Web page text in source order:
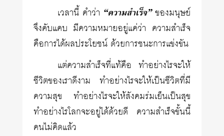
เวลานี้ คำว่า “ความสำเร็จ”ของมนุษย์
จึงคับแคบ มีความหมายอยู่แค่ว่า ความสำเร็จ
คือการได้ผลประโยชน์ ด้วยการชนะการแข่งขัน
แต่ความสำเร็จที่แท้คือ ทำอย่างไรจะให้
ชีวิตของเราดีงาม ทำอย่างไรจะให้เป็นชีวิตที่มี
ความสุข ทำอย่างไรจะให้สังคมร่มเย็นเป็นสุข
ทำอย่างไรโลกจะอยู่ได้ด้วยดี ความสำเร็จขั้นนี้
คนไม่คิดแล้ว